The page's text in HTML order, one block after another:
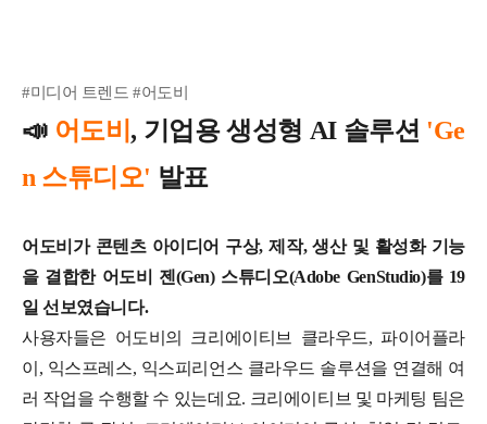
#미디어 트렌드 #어도비
📣 어도비 , 기업용 생성형 AI 솔루션 'Ge
n 스튜디오' 발표
어도비가 콘텐츠 아이디어 구상, 제작, 생산 및 활성화 기능
을 결합한 어도비 젠(Gen) 스튜디오(Adobe GenStudio)를 19
일 선보였습니다.
사용자들은 어도비의 크리에이티브 클라우드, 파이어플라
이, 익스프레스, 익스피리언스 클라우드 솔루션을 연결해 여
러 작업을 수행할 수 있는데요. 크리에이티브 및 마케팅 팀은